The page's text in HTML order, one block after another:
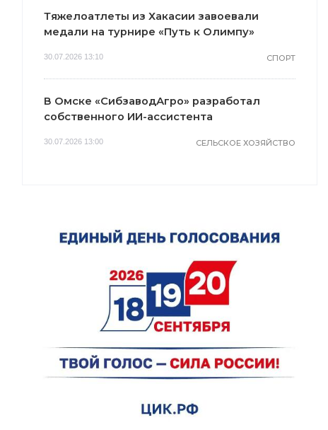
Тяжелоатлеты из Хакасии завоевали
медали на турнире «Путь к Олимпу»
30.07.2026 13:10 СПОРТ
В Омске «СибзаводАгро» разработал
собственного ИИ-ассистента
30.07.2026 13:00 СЕЛЬСКОЕ ХОЗЯЙСТВО